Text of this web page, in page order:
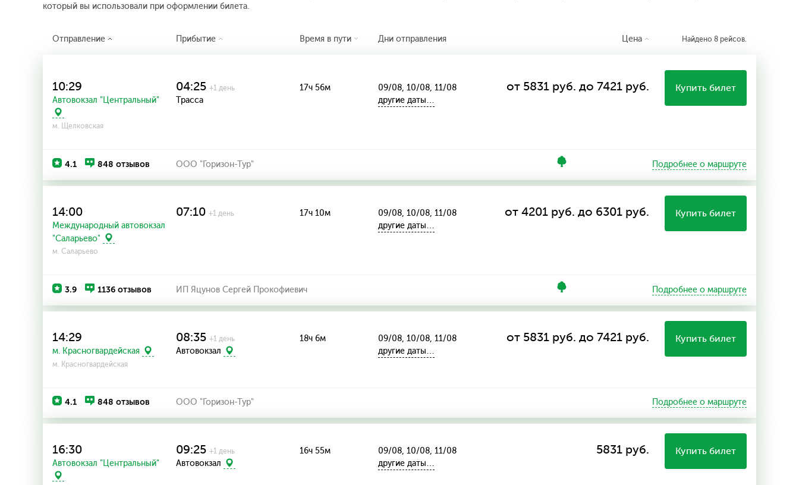
который вы использовали при оформлении билета.
Отправление Прибытие Время в пути Дни отправления Цена Найдено 8 рейсов.
10:29
Автовокзал "Центральный"
м. Щелковская
04:25 +1 день
Трасса
17ч 56м
09/08, 10/08, 11/08
другие даты…
от 5831 руб. до 7421 руб. Купить билет
4.1 848 отзывов ООО "Горизон-Тур" Подробнее о маршруте
14:00
Международный автовокзал
"Саларьево"
м. Саларьево
07:10 +1 день 17ч 10м
09/08, 10/08, 11/08
другие даты…
от 4201 руб. до 6301 руб. Купить билет
3.9 1136 отзывов ИП Яцунов Сергей Прокофиевич Подробнее о маршруте
14:29
м. Красногвардейская
м. Красногвардейская
08:35 +1 день
Автовокзал
18ч 6м
09/08, 10/08, 11/08
другие даты…
от 5831 руб. до 7421 руб. Купить билет
4.1 848 отзывов ООО "Горизон-Тур" Подробнее о маршруте
16:30
Автовокзал "Центральный"
09:25 +1 день
Автовокзал
16ч 55м
09/08, 10/08, 11/08
другие даты…
5831 руб. Купить билет